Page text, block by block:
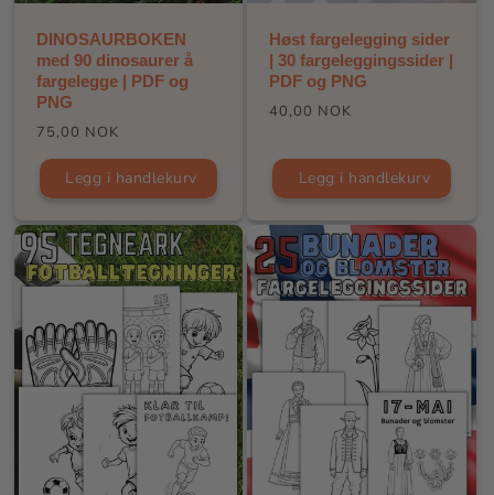
DINOSAURBOKEN
med 90 dinosaurer å
fargelegge | PDF og
PNG
Vanlig
pris
75,00 NOK
Legg i handlekurv
Høst fargelegging sider
| 30 fargeleggingssider |
PDF og PNG
Vanlig
40,00 NOK
Legg i handlekurv